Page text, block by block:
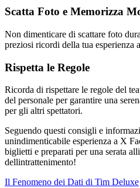
Scatta Foto e Memorizza
Non dimenticare di scattare foto
preziosi ricordi della tua esperienza
Rispetta le Regole
Ricorda di rispettare le regole del
del personale per garantire una
per gli altri spettatori.
Seguendo questi consigli e
unindimenticabile esperienza a X
biglietti e preparati per una serata
dellintrattenimento!
Il Fenomeno dei Dati di Tim Deluxe